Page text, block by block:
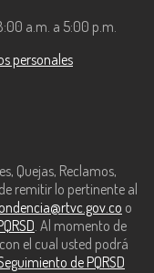
a.m. a 5:00 p.m.
personales
Quejas, Reclamos,
remitir lo pertinente al
o
. Al momento de
el cual usted podrá
de PQRSD